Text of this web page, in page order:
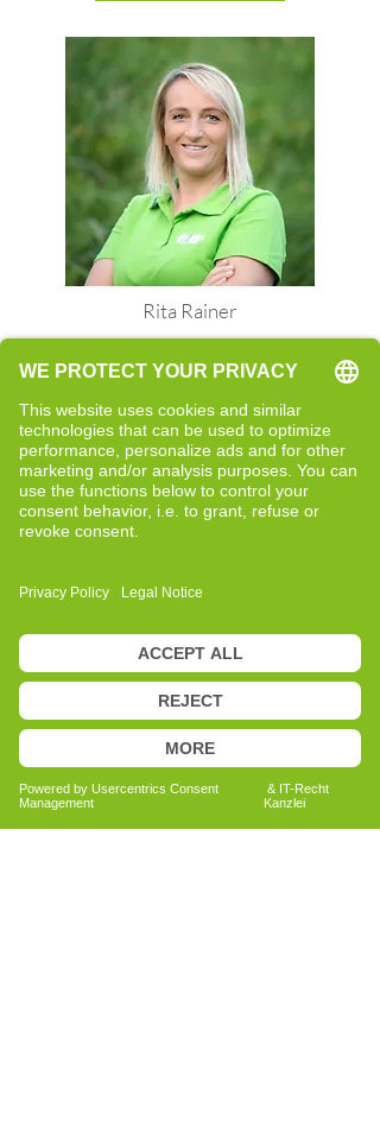
Rita Rainer
Neue Perspektiven und bewusste
Entwicklung
Bericht lesen
Anita Bechtold
Quereinsteigerin